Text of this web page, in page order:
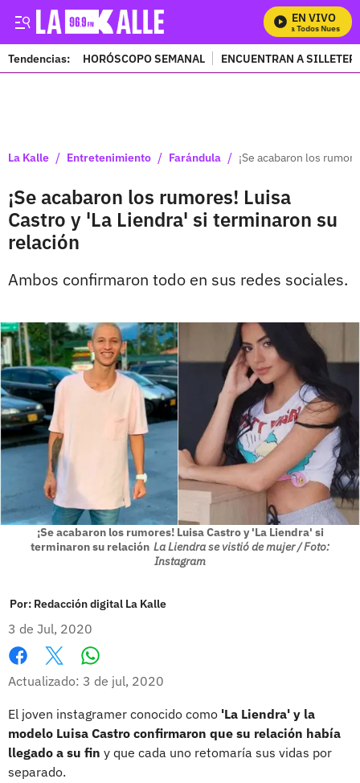
EN VIVO
Mira Todos Nuestros
Tendencias: HORÓSCOPO SEMANAL ENCUENTRAN A
La Kalle / Entretenimiento / Farándula / ¡Se acabaron los
¡Se acabaron los rumores! Luisa
Castro y 'La Liendra' si terminaron su
relación
Ambos confirmaron todo en sus redes sociales.
¡Se acabaron los rumores! Luisa Castro y 'La Liendra' si
terminaron su relación La Liendra se vistió de mujer / Foto:
Instagram
Por: Redacción digital La Kalle
3 de Jul, 2020
Facebook
X
Actualizado: 3 de jul, 2020
El joven instagramer conocido como 'La Liendra' y la
modelo Luisa Castro confirmaron que su relación había
llegado a su fin y que cada uno retomaría sus vidas por
separado.